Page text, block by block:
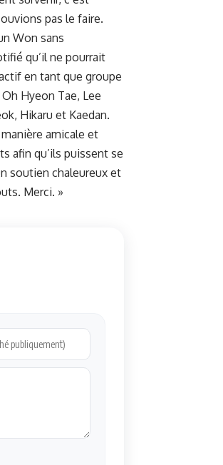
pas le faire.
Won sans
qu’il ne pourrait
en tant que groupe
Hyeon Tae, Lee
Hikaru et Kaedan.
amicale et
afin qu’ils puissent se
soutien chaleureux et
Merci. »